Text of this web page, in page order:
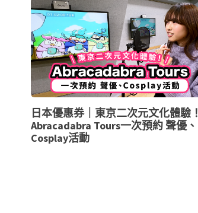
日本優惠券｜東京二次元文化體驗！
Abracadabra Tours一次預約 聲優、
Cosplay活動